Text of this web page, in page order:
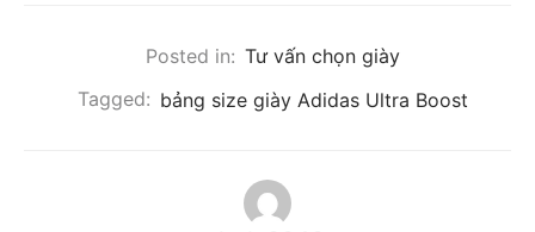
Posted in: Tư vấn chọn giày
Tagged: bảng size giày Adidas Ultra Boost